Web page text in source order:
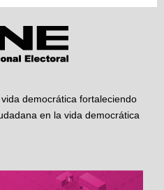
democrática fortaleciendo
en la vida democrática